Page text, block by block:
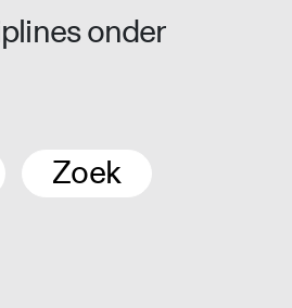
onder
Zoek